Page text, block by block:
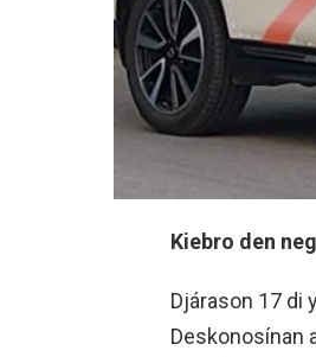
Kiebro den
Djárason 17 di
Deskonosínan